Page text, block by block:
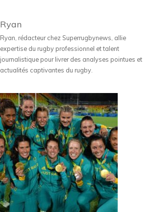
Ryan
Ryan, rédacteur chez Superrugbynews, allie
expertise du rugby professionnel et talent
journalistique pour livrer des analyses pointues et
actualités captivantes du rugby.